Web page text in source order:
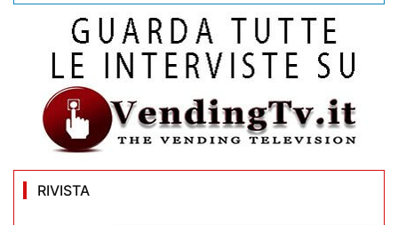
RIVISTA